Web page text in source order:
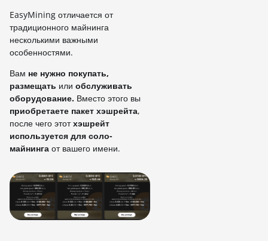
EasyMining отличается от
традиционного майнинга
несколькими важными
особенностями.
Вам не нужно покупать,
размещать или обслуживать
оборудование. Вместо этого вы
приобретаете пакет хэшрейта,
после чего этотхэшрейт
используется для соло-
майнинга от вашего имени.